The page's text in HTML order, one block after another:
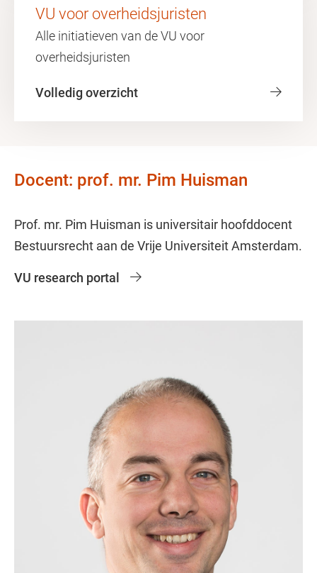
VU voor overheidsjuristen
Alle initiatieven van de VU voor
overheidsjuristen
Volledig overzicht
Docent: prof. mr. Pim Huisman
Prof. mr. Pim Huisman is universitair hoofddocent
Bestuursrecht aan de Vrije Universiteit Amsterdam.
VU research portal